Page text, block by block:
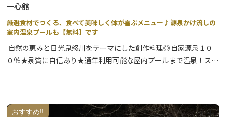
一心舘
厳選食材でつくる、食べて美味しく体が喜ぶメニュー♪源泉かけ流しの
室内温泉プールも【無料】です
自然の恵みと日光鬼怒川をテーマにした創作料理◎自家源泉１０
０％★泉質に自信あり★通年利用可能な屋内プールまで温泉！スタ
おすすめ!!